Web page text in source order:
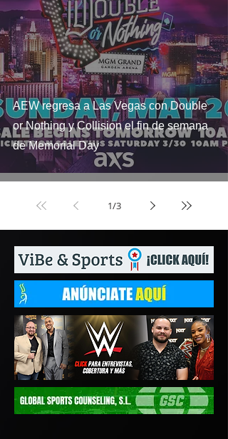
AEW regresa a Las Vegas con Double
or Nothing y Collision el fin de semana
de Memorial Day
1/3